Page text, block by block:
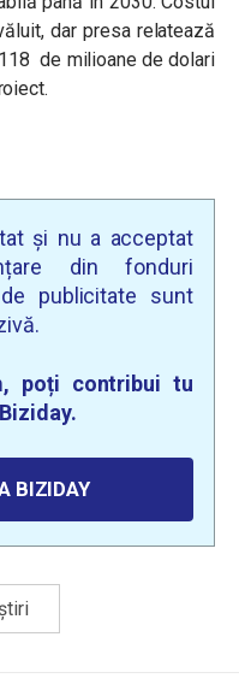
dar presa relatează
de milioane de dolari
și nu a acceptat
din fonduri
publicitate sunt
poți contribui tu
BIZIDAY